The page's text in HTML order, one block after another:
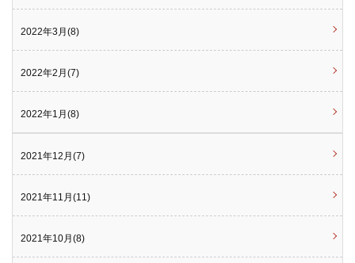
2022年3月(8)
2022年2月(7)
2022年1月(8)
2021年12月(7)
2021年11月(11)
2021年10月(8)